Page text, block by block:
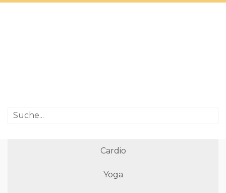
Cardio
Yoga